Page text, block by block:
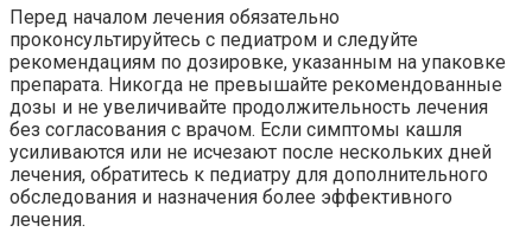
Перед началом лечения обязательно
проконсультируйтесь с педиатром и следуйте
рекомендациям по дозировке, указанным на упаковке
препарата. Никогда не превышайте рекомендованные
дозы и не увеличивайте продолжительность лечения
без согласования с врачом. Если симптомы кашля
усиливаются или не исчезают после нескольких дней
лечения, обратитесь к педиатру для дополнительного
обследования и назначения более эффективного
лечения.